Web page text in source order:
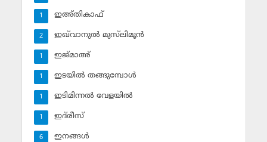
ഇഅ്തികാഫ്‌
1
ഇഖ്‌വാനുല്‍ മുസ്‌ലിമൂന്‍
2
ഇജ്മാഅ്
1
ഇടയില്‍ തങ്ങുമ്പോള്‍
1
ഇടിമിന്നല്‍ വേളയില്‍
1
ഇദ്‌രീസ്‌
1
ഇനങ്ങള്‍
6